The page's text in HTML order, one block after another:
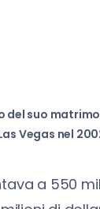
suo
Vegas nel
a 550